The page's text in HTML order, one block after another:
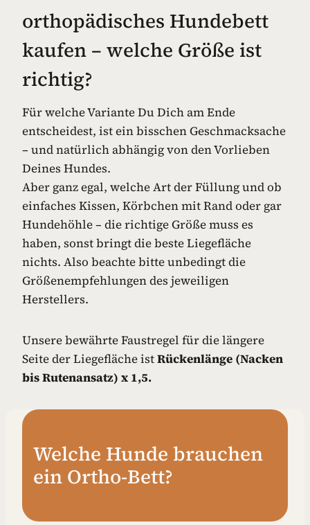
orthopädisches Hundebett
kaufen – welche Größe ist
richtig?
Für welche Variante Du Dich am Ende
entscheidest, ist ein bisschen Geschmacksache
– und natürlich abhängig von den Vorlieben
Deines Hundes.
Aber ganz egal, welche Art der Füllung und ob
einfaches Kissen, Körbchen mit Rand oder gar
Hundehöhle – die richtige Größe muss es
haben, sonst bringt die beste Liegefläche
nichts. Also beachte bitte unbedingt die
Größenempfehlungen des jeweiligen
Herstellers.
Unsere bewährte Faustregel für die längere
Seite der Liegefläche istRückenlänge (Nacken
bis Rutenansatz) x 1,5.
Welche Hunde brauchen
ein Ortho-Bett?